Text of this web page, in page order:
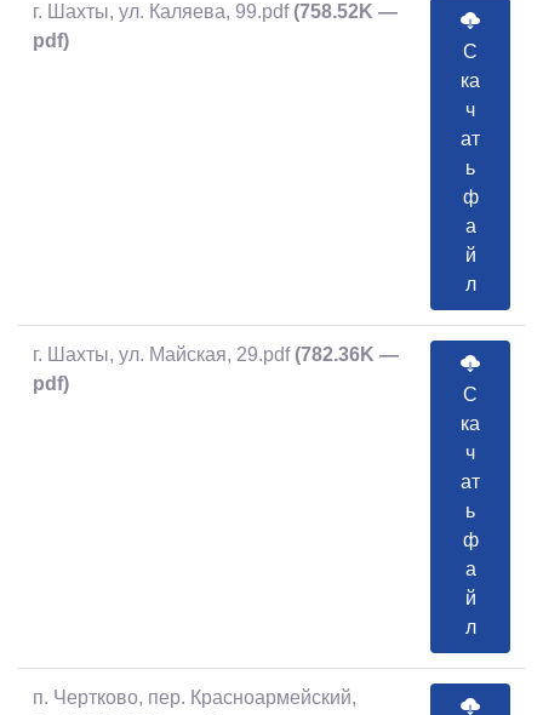
г. Шахты, ул. Каляева, 99.pdf (758.52K —
pdf)
С
ка
ч
ат
ь
ф
а
й
л
г. Шахты, ул. Майская, 29.pdf (782.36K —
pdf)
С
ка
ч
ат
ь
ф
а
й
л
п. Чертково, пер. Красноармейский,